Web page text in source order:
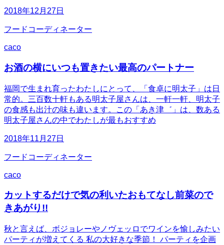
2018年12月27日
フードコーディネーター
caco
お酒の横にいつも置きたい最高のパートナー
福岡で生まれ育ったわたしにとって、「食卓に明太子」は日
常的。三百数十軒もある明太子屋さんは、一軒一軒、明太子
の食感も出汁の味も違います。この「あき津゛」は、数ある
明太子屋さんの中でわたしが最もおすすめ
2018年11月27日
フードコーディネーター
caco
カットするだけで気の利いたおもてなし前菜ので
きあがり!!
秋と言えば、ボジョレーやノヴェッロでワインを愉しみたい
パーティが増えてくる 私の大好きな季節！ パーティを企画